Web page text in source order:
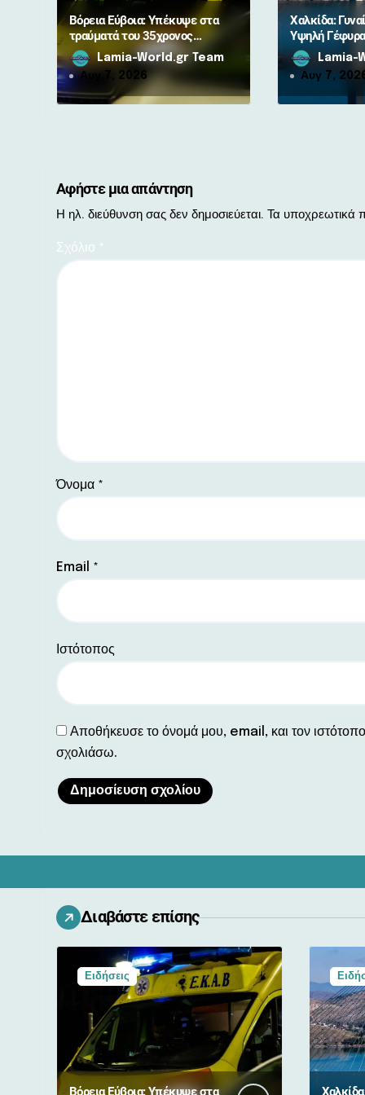
ω
ν
Βόρεια Εύβοια: Υπέκυψε στα
τραύματά του 35χρονος
μοτοσικλετιστής μετά από
σύγκρουση με αγριογούρουνο
Lamia-World.gr Team
Αυγ 7, 2026
Χαλκίδα:
Υψηλή Γέφυρα
Lamia-
Αυγ 7,
Αφήστε μια απάντηση
Η ηλ. διεύθυνση σας δεν δημοσιεύεται. Τα υποχρεωτικά
Σχόλιο *
Όνομα *
Email *
Ιστότοπος
Αποθήκευσε το όνομά μου, email, και τον
σχολιάσω.
Διαβάστε επίσης
Ειδήσεις
Βόρεια Εύβοια: Υπέκυψε στα